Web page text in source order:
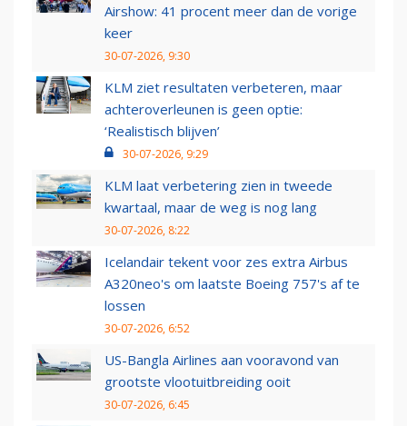
Airshow: 41 procent meer dan de vorige
keer
30-07-2026, 9:30
KLM ziet resultaten verbeteren, maar
achteroverleunen is geen optie:
‘Realistisch blijven’
30-07-2026, 9:29
KLM laat verbetering zien in tweede
kwartaal, maar de weg is nog lang
30-07-2026, 8:22
Icelandair tekent voor zes extra Airbus
A320neo's om laatste Boeing 757's af te
lossen
30-07-2026, 6:52
US-Bangla Airlines aan vooravond van
grootste vlootuitbreiding ooit
30-07-2026, 6:45